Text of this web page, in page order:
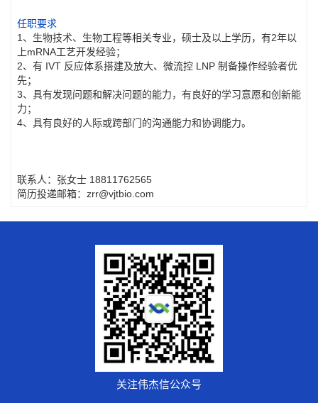
任职要求
1、生物技术、生物工程等相关专业，硕士及以上学历，有2年以
上mRNA工艺开发经验；
2、有 IVT 反应体系搭建及放大、微流控 LNP 制备操作经验者优
先；
3、具有发现问题和解决问题的能力，有良好的学习意愿和创新能
力；
4、具有良好的人际或跨部门的沟通能力和协调能力。
联系人：张女士 18811762565
简历投递邮箱：zrr@vjtbio.com
关注伟杰信公众号